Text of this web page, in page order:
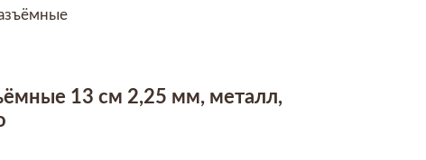
13 см 2,25 мм, металл,